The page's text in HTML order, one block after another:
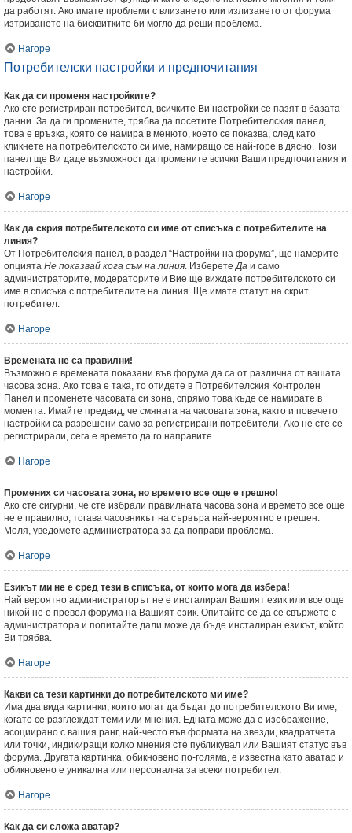
да работят. Ако имате проблеми с влизането или излизането от форума
изтриването на бисквитките би могло да реши проблема.
Нагоре
Потребителски настройки и предпочитания
Как да си променя настройките?
Ако сте регистриран потребител, всичките Ви настройки се пазят в базата
данни. За да ги промените, трябва да посетите Потребителския панел,
това е връзка, която се намира в менюто, което се показва, след като
кликнете на потребителското си име, намиращо се най-горе в дясно. Този
панел ще Ви даде възможност да промените всички Ваши предпочитания и
настройки.
Нагоре
Как да скрия потребителското си име от списъка с потребителите на
линия?
От Потребителския панел, в раздел “Настройки на форума”, ще намерите
опцията Не показвай кога съм на линия. ИзберетеДа и само
администраторите, модераторите и Вие ще виждате потребителското си
име в списъка с потребителите на линия. Ще имате статут на скрит
потребител.
Нагоре
Времената не са правилни!
Възможно е времената показани във форума да са от различна от вашата
часова зона. Ако това е така, то отидете в Потребителския Контролен
Панел и променете часовата си зона, спрямо това къде се намирате в
момента. Имайте предвид, че смяната на часовата зона, както и повечето
настройки са разрешени само за регистрирани потребители. Ако не сте се
регистрирали, сега е времето да го направите.
Нагоре
Промених си часовата зона, но времето все още е грешно!
Ако сте сигурни, че сте избрали правилната часова зона и времето все още
не е правилно, тогава часовникът на сървъра най-вероятно е грешен.
Моля, уведомете администратора за да поправи проблема.
Нагоре
Езикът ми не е сред тези в списъка, от които мога да избера!
Най вероятно администраторът не е инсталирал Вашият език или все още
никой не е превел форума на Вашият език. Опитайте се да се свържете с
администратора и попитайте дали може да бъде инсталиран езикът, който
Ви трябва.
Нагоре
Какви са тези картинки до потребителското ми име?
Има два вида картинки, които могат да бъдат до потребителското Ви име,
когато се разглеждат теми или мнения. Едната може да е изображение,
асоциирано с вашия ранг, най-често във формата на звезди, квадратчета
или точки, индикиращи колко мнения сте публикувал или Вашият статус във
форума. Другата картинка, обикновено по-голяма, е известна като аватар и
обикновено е уникална или персонална за всеки потребител.
Нагоре
Как да си сложа аватар?